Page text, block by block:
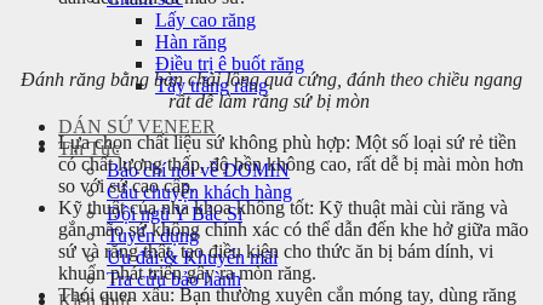
Lấy cao răng
Hàn răng
Điều trị ê buốt răng
Tẩy trắng răng
DÁN SỨ VENEER
Tin Tức
Báo chí nói về DOMIN
Câu chuyện khách hàng
Đội ngũ Y Bác Sĩ
Tuyển dụng
Ưu đãi & Khuyến mãi
Tra cứu bảo hành
Kiến thức
Đánh răng bằng bàn chải lông quá cứng, đánh theo chiều ngang
rất dễ làm răng sứ bị mòn
Lựa chọn chất liệu sứ không phù hợp: Một số loại sứ rẻ tiền
có chất lượng thấp, độ bền không cao, rất dễ bị mài mòn hơn
so với sứ cao cấp.
Kỹ thuật của nha khoa không tốt: Kỹ thuật mài cùi răng và
gắn mão sứ không chính xác có thể dẫn đến khe hở giữa mão
sứ và răng thật, tạo điều kiện cho thức ăn bị bám dính, vi
khuẩn phát triển gây ra mòn răng.
Thói quen xấu: Bạn thường xuyên cắn móng tay, dùng răng